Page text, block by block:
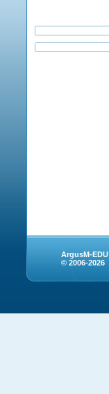
ArgusM-EDU
© 2006-2026